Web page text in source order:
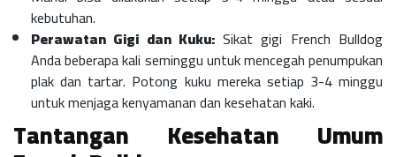
kebutuhan.
Perawatan Gigi dan Kuku:Sikat gigi French Bulldog
Anda beberapa kali seminggu untuk mencegah penumpukan
plak dan tartar. Potong kuku mereka setiap 3-4 minggu
untuk menjaga kenyamanan dan kesehatan kaki.
Tantangan Kesehatan Umum